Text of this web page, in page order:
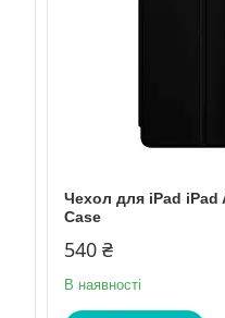
Чехол для iPad iPad
Case
540 ₴
В наявності